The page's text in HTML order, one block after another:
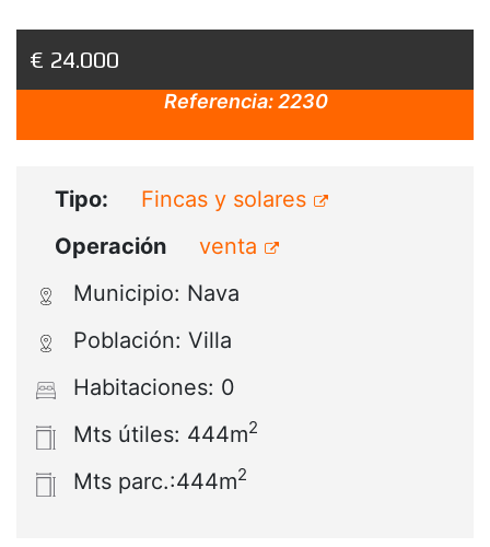
€ 24.000
Referencia:2230
Tipo:
Fincas y solares
Operación
venta
Municipio: Nava
Población: Villa
Habitaciones: 0
Mts útiles: 444m2
Mts parc.:444m2